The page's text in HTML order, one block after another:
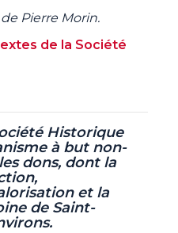
Pierre Morin.
de la Société
Historique
à but non-
dons, dont la
et la
de Saint-